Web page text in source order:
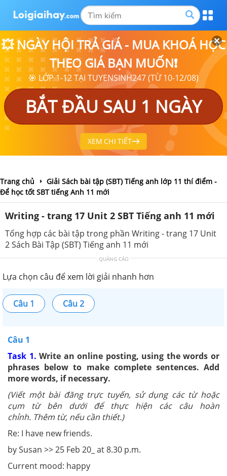
💥 NGÀY HỘI TRẢ GIÁ - MUA KHOÁ HỌC
THEO GIÁ BẠN MUỐN❗
🎯 LỚP 1-12 TẠI TUYENSINH247 (TỪ 10-12/08)
BẮT ĐẦU SAU 1 NGÀY
XEM CHI TIẾT
Trang chủ
Giải Sách bài tập (SBT) Tiếng anh lớp 11 thí điểm -
Để học tốt SBT tiếng Anh 11 mới
Writing - trang 17 Unit 2 SBT Tiếng anh 11 mới
Tổng hợp các bài tập trong phần Writing - trang 17 Unit
2 Sách Bài Tập (SBT) Tiếng anh 11 mới
QUẢNG CÁO
Lựa chọn câu để xem lời giải nhanh hơn
Câu 1 Câu 2
Câu 1
Task 1. Write an online posting, using the words or
phrases below to make complete sentences. Add
more words, if necessary.
(Viết một bài đăng trực tuyến, sử dụng các từ hoặc
cụm từ bên dưới để thực hiện các câu hoàn
chỉnh. Thêm từ, nếu cần thiết.)
Re: I have new friends.
by Susan >> 25 Feb 20_ at 8.30 p.m.
Current mood: happy